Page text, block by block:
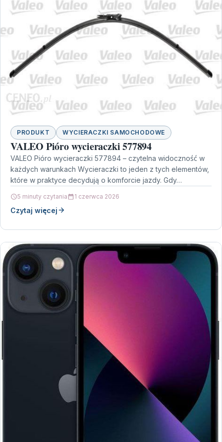
PRODUKT WYCIERACZKI SAMOCHODOWE
VALEO Pióro wycieraczki 577894
VALEO Pióro wycieraczki 577894 – czytelna widoczność w
każdych warunkach Wycieraczki to jeden z tych elementów,
które w praktyce decydują o komforcie jazdy. Gdy…
5 minuty czytania 1 czerwca 2026
Czytaj więcej